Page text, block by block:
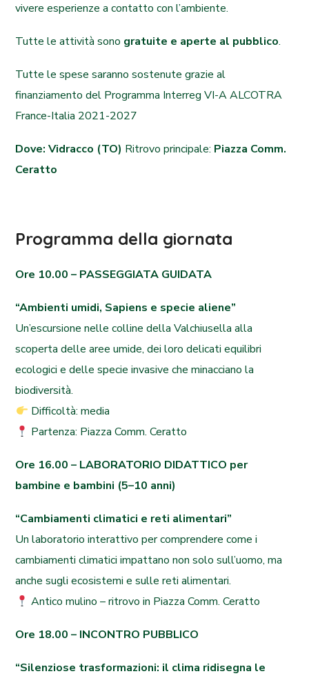
vivere esperienze a contatto con l’ambiente.
Tutte le attività sono gratuite e aperte al pubblico.
Tutte le spese saranno sostenute grazie al
finanziamento del Programma Interreg VI-A ALCOTRA
France-Italia 2021-2027
Dove: Vidracco (TO) Ritrovo principale: Piazza Comm.
Ceratto
Programma della giornata
Ore 10.00 – PASSEGGIATA GUIDATA
“Ambienti umidi, Sapiens e specie aliene”
Un’escursione nelle colline della Valchiusella alla
scoperta delle aree umide, dei loro delicati equilibri
ecologici e delle specie invasive che minacciano la
biodiversità.
Difficoltà: media
Partenza: Piazza Comm. Ceratto
Ore 16.00 – LABORATORIO DIDATTICO per
bambine e bambini (5–10 anni)
“Cambiamenti climatici e reti alimentari”
Un laboratorio interattivo per comprendere come i
cambiamenti climatici impattano non solo sull’uomo, ma
anche sugli ecosistemi e sulle reti alimentari.
Antico mulino – ritrovo in Piazza Comm. Ceratto
Ore 18.00 – INCONTRO PUBBLICO
“Silenziose trasformazioni: il clima ridisegna le